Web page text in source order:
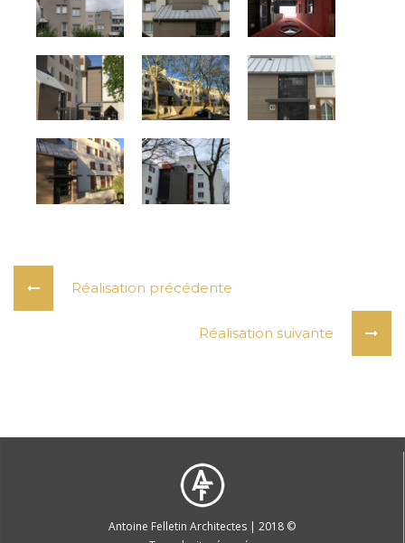
Réalisation précédente
Réalisation suivante
Antoine Felletin Architectes | 2018 ©